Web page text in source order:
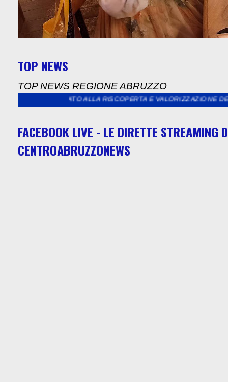
TOP NEWS
TOP NEWS REGIONE ABRUZZO
DELL’ARTIGIANATO TRADIZIONALE
FACEBOOK LIVE - LE DIRETTE STREAMING
CENTROABRUZZONEWS